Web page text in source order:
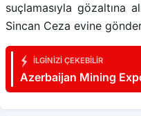
suçlamasıyla gözaltına
Sincan Ceza evine
İLGINIZI ÇEKEBILIR
Azerbaijan Mining